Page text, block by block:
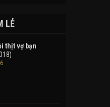
Danh Conan 26:
Sắt Màu Đen
Black Iron
LẺ
thịt vợ bạn